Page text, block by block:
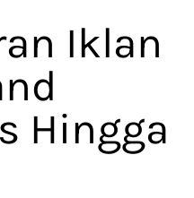
Iklan
Hingga